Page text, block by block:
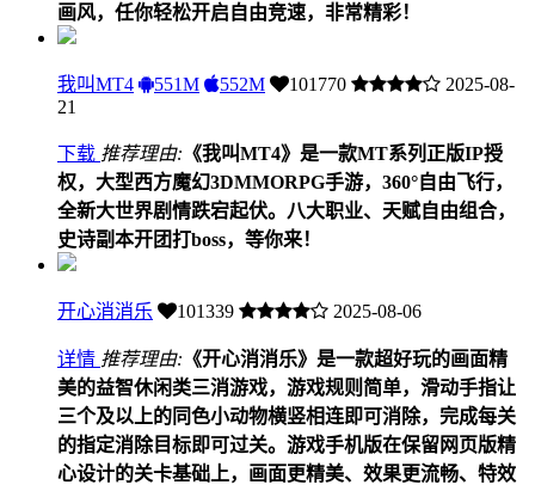
画风，任你轻松开启自由竞速，非常精彩！
我叫MT4 551M 552M 101770
2025-08-
21
下载 推荐理由: 《我叫MT4》是一款MT系列正版IP授
权，大型西方魔幻3DMMORPG手游，360°自由飞行，
全新大世界剧情跌宕起伏。八大职业、天赋自由组合，
史诗副本开团打boss，等你来！
开心消消乐 101339 2025-08-06
详情 推荐理由: 《开心消消乐》是一款超好玩的画面精
美的益智休闲类三消游戏，游戏规则简单，滑动手指让
三个及以上的同色小动物横竖相连即可消除，完成每关
的指定消除目标即可过关。游戏手机版在保留网页版精
心设计的关卡基础上，画面更精美、效果更流畅、特效